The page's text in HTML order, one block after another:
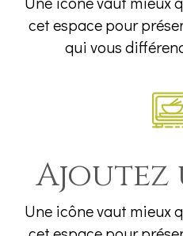
cet espace pour
qui vous
Une icône vaut mieux